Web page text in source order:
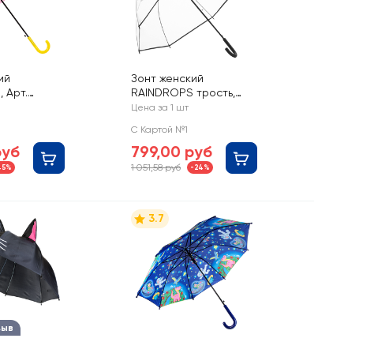
Арт.
Зонт женский
RAINDROPS трость,
Арт. RD-42800
Цена за 1 шт
С Картой №1
799,00 руб
1 051,58 руб -24%
3.7